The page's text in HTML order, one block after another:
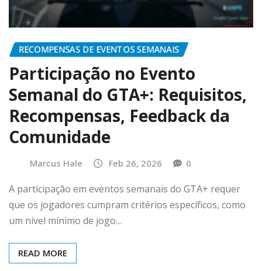
RECOMPENSAS DE EVENTOS SEMANAIS
Participação no Evento
Semanal do GTA+: Requisitos,
Recompensas, Feedback da
Comunidade
Marcus Hale Feb 26, 2026 0
A participação em eventos semanais do GTA+ requer
que os jogadores cumpram critérios específicos, como
um nível mínimo de jogo…
READ MORE